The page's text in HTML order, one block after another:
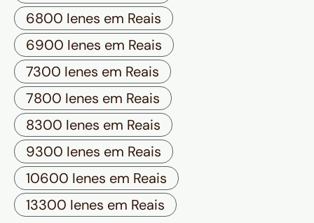
6800 Ienes em Reais
6900 Ienes em Reais
7300 Ienes em Reais
7800 Ienes em Reais
8300 Ienes em Reais
9300 Ienes em Reais
10600 Ienes em Reais
13300 Ienes em Reais